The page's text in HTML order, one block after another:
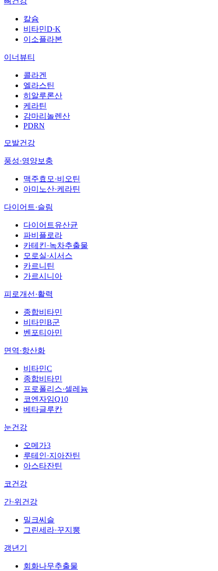
칼슘
비타민D·K
이소플라본
이너뷰티
콜라겐
엘라스틴
히알루론산
케라틴
감마리놀렌산
PDRN
모발건강
풍성·영양보충
맥주효모·비오틴
아미노산·케라틴
다이어트·슬림
다이어트유산균
파비플로라
카테킨·녹차추출물
모로실·시서스
카르니틴
가르시니아
피로개선·활력
종합비타민
비타민B군
벤포티아민
면역·항산화
비타민C
종합비타민
프로폴리스·셀레늄
코엔자임Q10
베타글루칸
눈건강
오메가3
루테인·지아잔틴
아스타잔틴
코건강
간·위건강
밀크씨슬
그린세라·꾸지뽕
갱년기
회화나무추출물